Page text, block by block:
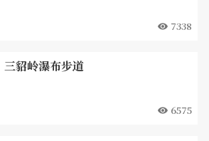
7338
三貂岭瀑布步道
6575